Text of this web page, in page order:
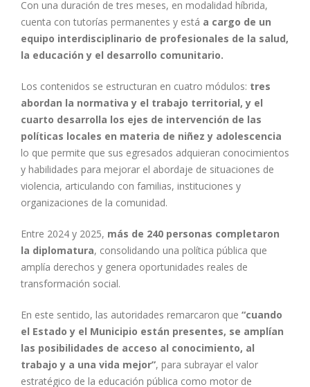
Con una duración de tres meses, en modalidad híbrida,
cuenta con tutorías permanentes y está a cargo de un
equipo interdisciplinario de profesionales de la salud,
la educación y el desarrollo comunitario.
Los contenidos se estructuran en cuatro módulos: tres
abordan la normativa y el trabajo territorial, y el
cuarto desarrolla los ejes de intervención de las
políticas locales en materia de niñez y adolescencia
lo que permite que sus egresados adquieran conocimientos
y habilidades para mejorar el abordaje de situaciones de
violencia, articulando con familias, instituciones y
organizaciones de la comunidad.
Entre 2024 y 2025, más de 240 personas completaron
la diplomatura, consolidando una política pública que
amplía derechos y genera oportunidades reales de
transformación social.
En este sentido, las autoridades remarcaron que “cuando
el Estado y el Municipio están presentes, se amplían
las posibilidades de acceso al conocimiento, al
trabajo y a una vida mejor”, para subrayar el valor
estratégico de la educación pública como motor de